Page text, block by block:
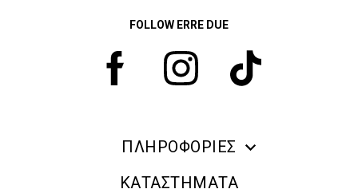
FOLLOW ERRE DUE
ΠΛΗΡΟΦΟΡΙΕΣ
ERRE DUE MAKE UP
ΚΑΤΑΣΤΗΜΑΤΑ